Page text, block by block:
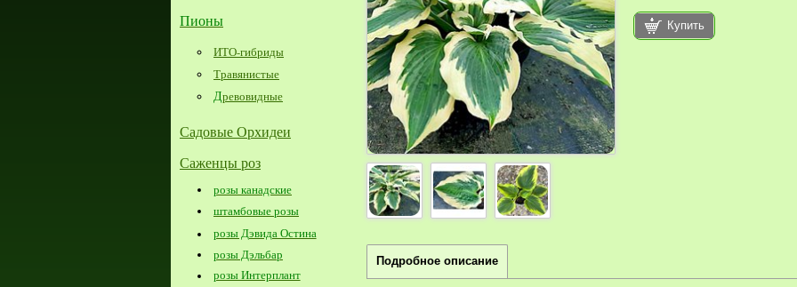
Пионы
ИТО-гибриды
Травянистые
Древовидные
Садовые Орхидеи
Саженцы роз
розы канадские
штамбовые розы
розы Дэвида Остина
розы Дэльбар
розы Интерплант
Купить
Подробное описание